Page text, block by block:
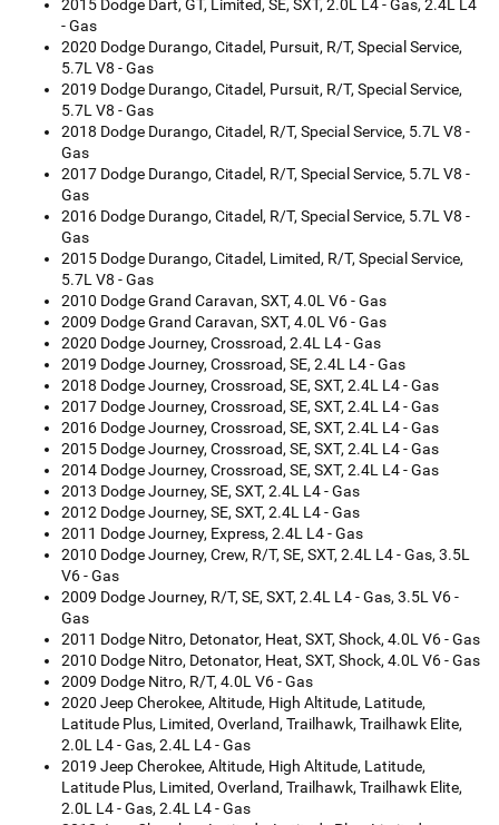
2015 Dodge Dart, GT, Limited, SE, SXT, 2.0L L4 - Gas, 2.4L L4
- Gas
2020 Dodge Durango, Citadel, Pursuit, R/T, Special Service,
5.7L V8 - Gas
2019 Dodge Durango, Citadel, Pursuit, R/T, Special Service,
5.7L V8 - Gas
2018 Dodge Durango, Citadel, R/T, Special Service, 5.7L V8 -
Gas
2017 Dodge Durango, Citadel, R/T, Special Service, 5.7L V8 -
Gas
2016 Dodge Durango, Citadel, R/T, Special Service, 5.7L V8 -
Gas
2015 Dodge Durango, Citadel, Limited, R/T, Special Service,
5.7L V8 - Gas
2010 Dodge Grand Caravan, SXT, 4.0L V6 - Gas
2009 Dodge Grand Caravan, SXT, 4.0L V6 - Gas
2020 Dodge Journey, Crossroad, 2.4L L4 - Gas
2019 Dodge Journey, Crossroad, SE, 2.4L L4 - Gas
2018 Dodge Journey, Crossroad, SE, SXT, 2.4L L4 - Gas
2017 Dodge Journey, Crossroad, SE, SXT, 2.4L L4 - Gas
2016 Dodge Journey, Crossroad, SE, SXT, 2.4L L4 - Gas
2015 Dodge Journey, Crossroad, SE, SXT, 2.4L L4 - Gas
2014 Dodge Journey, Crossroad, SE, SXT, 2.4L L4 - Gas
2013 Dodge Journey, SE, SXT, 2.4L L4 - Gas
2012 Dodge Journey, SE, SXT, 2.4L L4 - Gas
2011 Dodge Journey, Express, 2.4L L4 - Gas
2010 Dodge Journey, Crew, R/T, SE, SXT, 2.4L L4 - Gas, 3.5L
V6 - Gas
2009 Dodge Journey, R/T, SE, SXT, 2.4L L4 - Gas, 3.5L V6 -
Gas
2011 Dodge Nitro, Detonator, Heat, SXT, Shock, 4.0L V6 - Gas
2010 Dodge Nitro, Detonator, Heat, SXT, Shock, 4.0L V6 - Gas
2009 Dodge Nitro, R/T, 4.0L V6 - Gas
2020 Jeep Cherokee, Altitude, High Altitude, Latitude,
Latitude Plus, Limited, Overland, Trailhawk, Trailhawk Elite,
2.0L L4 - Gas, 2.4L L4 - Gas
2019 Jeep Cherokee, Altitude, High Altitude, Latitude,
Latitude Plus, Limited, Overland, Trailhawk, Trailhawk Elite,
2.0L L4 - Gas, 2.4L L4 - Gas